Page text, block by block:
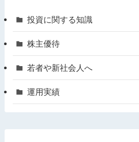
投資に関する知識
株主優待
若者や新社会人へ
運用実績